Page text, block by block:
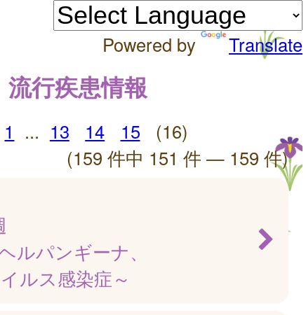
Powered by Translate
流行疾患情報
1 ... 13 14 15
(16)
(159 件中 151 件 — 159 件)
ルパンギーナ、
ルス感染症～